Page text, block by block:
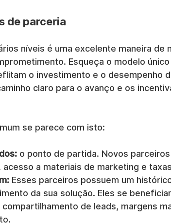
de parceria
níveis é uma excelente maneira de
Esqueça o modelo
o investimento e o desempenho
claro para o avanço e os
se parece com isto:
o ponto de partida. Novos
a materiais de marketing e
Esses parceiros possuem um
da sua solução. Eles se
de leads, margens